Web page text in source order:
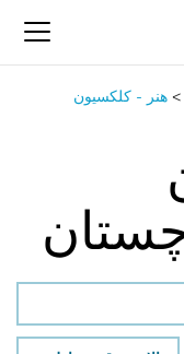
> هنر - کلکسیون